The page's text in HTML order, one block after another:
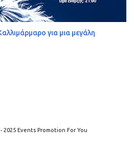
για μια μεγάλη
2025 Events Promotion For You